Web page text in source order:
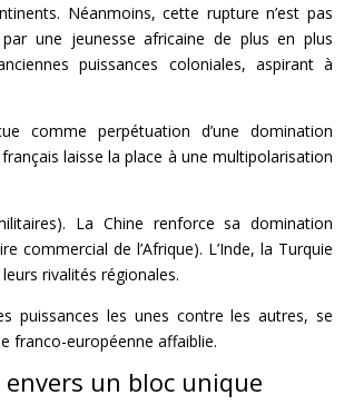
Néanmoins, cette rupture n’est pas
une jeunesse africaine de plus en plus
puissances coloniales, aspirant à
comme perpétuation d’une domination
laisse la place à une multipolarisation
La Chine renforce sa domination
commercial de l’Afrique). L’Inde, la Turquie
rivalités régionales.
puissances les unes contre les autres, se
franco-européenne affaiblie.
un bloc unique